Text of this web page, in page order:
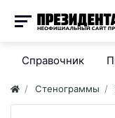
Справочник
Стенограммы